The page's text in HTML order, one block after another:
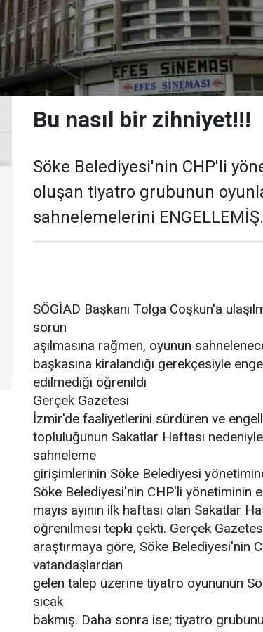
Bu nasıl bir zihniyet!!!
Söke Belediyesi'nin CHP'li
oluşan tiyatro grubunun
sahnelemelerini
SÖGİAD Başkanı Tolga Coşkun'a
sorun
aşılmasına rağmen, oyunun
başkasına kiralandığı gerekçesiyle
edilmediği öğrenildi
Gerçek Gazetesi
İzmir'de faaliyetlerini sürdüren ve
topluluğunun Sakatlar Haftası nedeniyle
sahneleme
girişimlerinin Söke Belediyesi
Söke Belediyesi'nin CHP'li yönetiminin
mayıs ayının ilk haftası olan Sakatlar
öğrenilmesi tepki çekti. Gerçek
araştırmaya göre, Söke Belediyesi'nin
vatandaşlardan
gelen talep üzerine tiyatro oyununun
sıcak
bakmış. Daha sonra ise; tiyatro